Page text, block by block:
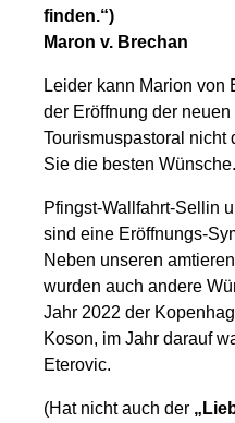
finden.“)
Maron v. Brechan
Leider kann Marion von
der Eröffnung der
Tourismuspastoral nicht
Sie die besten
Pfingst-Wallfahrt-Sellin
sind eine Eröffnungs-
Neben unseren
wurden auch andere
Jahr 2022 der
Koson, im Jahr darauf
Eterovic.
(Hat nicht auch der